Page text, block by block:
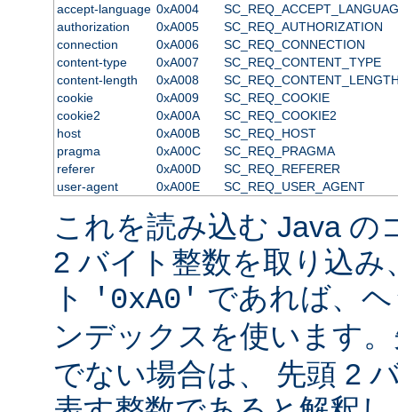
accept-language 0xA004
authorization
0xA005
SC_REQ_AUTHORIZATION
connection
0xA006
SC_REQ_CONNECTION
content-type
0xA007
SC_REQ_CONTENT_TYPE
content-length
0xA008
cookie
0xA009
SC_REQ_COOKIE
cookie2
0xA00A
SC_REQ_COOKIE2
host
0xA00B
SC_REQ_HOST
pragma
0xA00C
SC_REQ_PRAGMA
referer
0xA00D
SC_REQ_REFERER
user-agent
0xA00E SC_REQ_USER_AGENT
これを読み込む Java の
2 バイト整数を取り込
ト
'0xA0' であれば、
ンデックスを使います
でない場合は、 先頭 2